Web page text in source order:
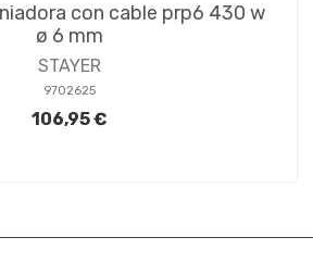
con cable prp6 430 w
ø 6 mm
STAYER
9702625
106,95 €